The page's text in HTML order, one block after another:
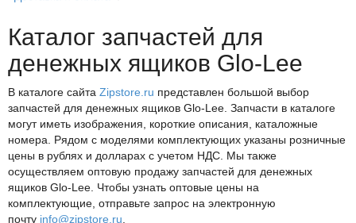
Каталог запчастей для
денежных ящиков Glo-Lee
В каталоге сайта Zipstore.ru представлен большой выбор
запчастей для денежных ящиков Glo-Lee. Запчасти в каталоге
могут иметь изображения, короткие описания, каталожные
номера. Рядом с моделями комплектующих указаны розничные
цены в рублях и долларах с учетом НДС. Мы также
осуществляем оптовую продажу запчастей для денежных
ящиков Glo-Lee. Чтобы узнать оптовые цены на
комплектующие, отправьте запрос на электронную
почту info@zipstore.ru